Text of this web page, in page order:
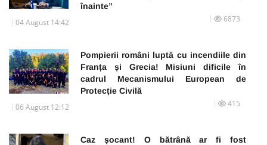
înainte”
04 August 14:42 6873
Pompierii români luptă cu incendiile din
Franța și Grecia! Misiuni dificile în
cadrul Mecanismului European de
Protecție Civilă
06 August 12:12 415
Caz șocant! O bătrână ar fi fost